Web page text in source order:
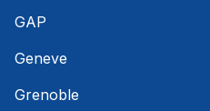
GAP
Geneve
Grenoble